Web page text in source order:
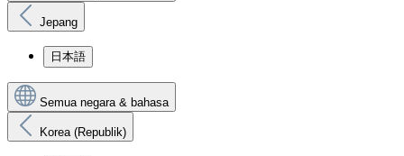
Jepang
日本語
Semua negara & bahasa
Korea (Republik)